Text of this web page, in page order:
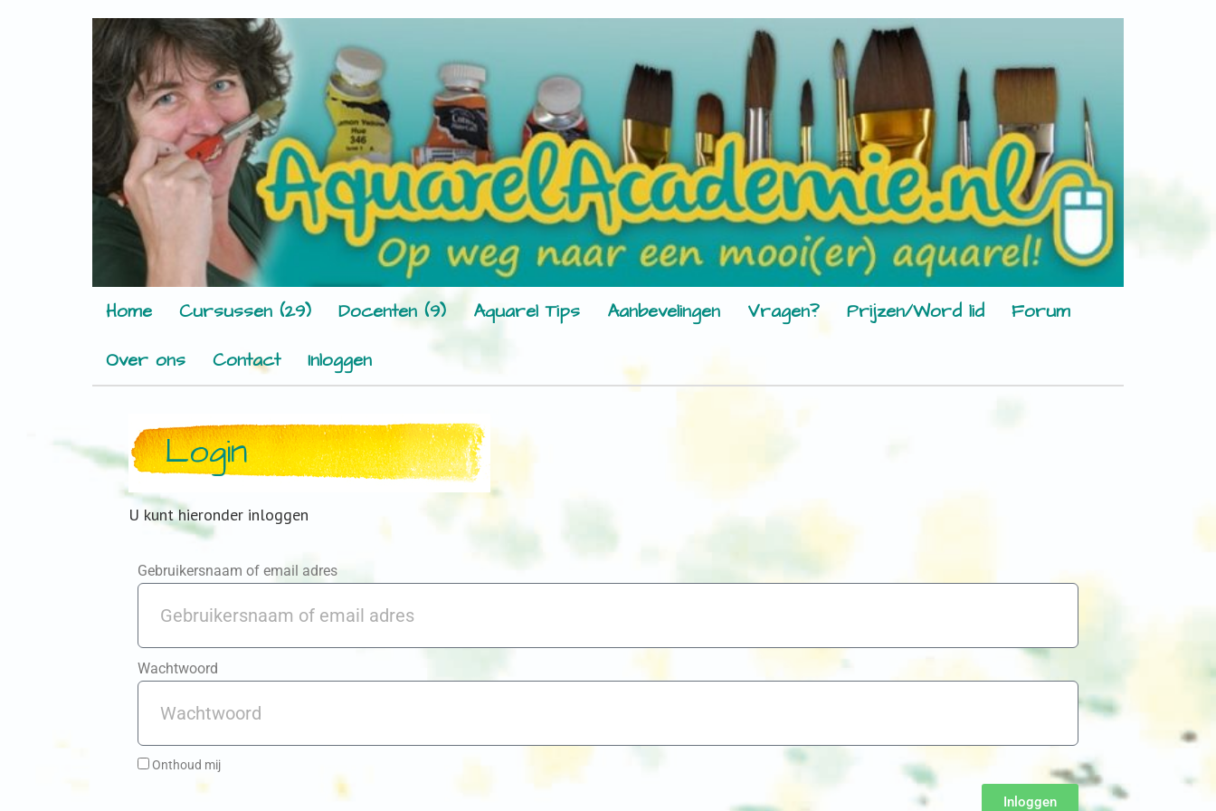
Home Cursussen (29) Docenten (9) Aquarel Tips Aanbevelingen Vragen? Prijzen/Word lid
Forum
Over ons
Contact Inloggen
Login
U kunt hieronder inloggen
Gebruikersnaam of email adres
Wachtwoord
Onthoud mij
Inloggen